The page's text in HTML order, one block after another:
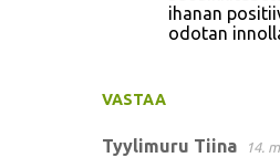
VASTAA
ihanan
odotan
Tyylimuru Tiina 14.